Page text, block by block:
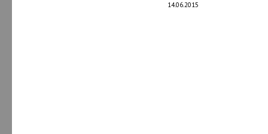
14.06.2015